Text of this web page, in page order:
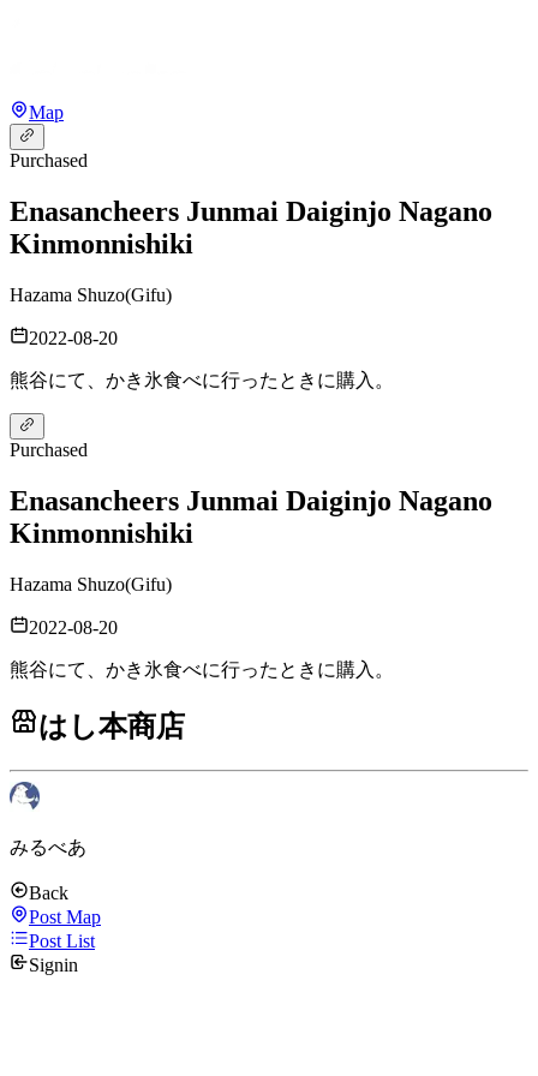
Map
Purchased
Enasancheers Junmai Daiginjo Nagano
Kinmonnishiki
Hazama Shuzo(Gifu)
2022-08-20
熊谷にて、かき氷食べに行ったときに購入。
Purchased
Enasancheers Junmai Daiginjo Nagano
Kinmonnishiki
Hazama Shuzo(Gifu)
2022-08-20
熊谷にて、かき氷食べに行ったときに購入。
はし本商店
みるべあ
Back
Post Map
Post List
Signin